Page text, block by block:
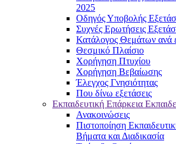
2025
Οδηγός Υποβολής
Συχνές Ερωτήσεις
Κατάλογος Θεμάτων ανά
Θεσμικό Πλαίσιο
Χορήγηση Πτυχίου
Χορήγηση Βεβαίωσης
Έλεγχος Γνησιότητας
Που δίνω εξετάσεις
Εκπαιδευτική Επάρκεια
Ανακοινώσεις
Πιστοποίηση
Βήματα και Διαδικασία